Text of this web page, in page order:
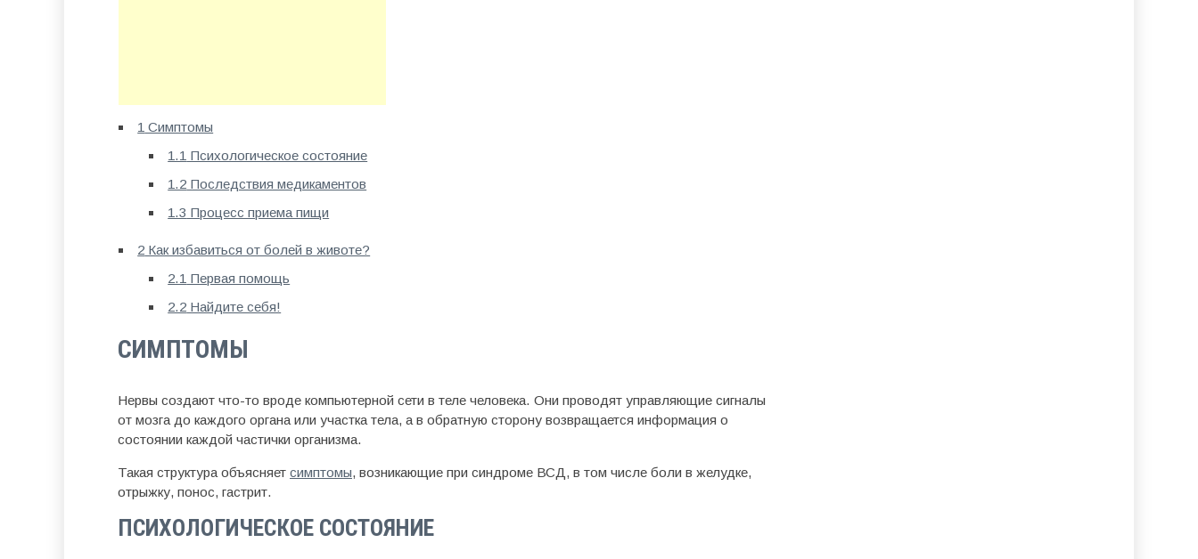
1 Симптомы
1.1 Психологическое состояние
1.2 Последствия медикаментов
1.3 Процесс приема пищи
2 Как избавиться от болей в животе?
2.1 Первая помощь
2.2 Найдите себя!
СИМПТОМЫ
Нервы создают что-то вроде компьютерной сети в теле человека. Они проводят управляющие сигналы
от мозга до каждого органа или участка тела, а в обратную сторону возвращается информация о
состоянии каждой частички организма.
Такая структура объясняет симптомы, возникающие при синдроме ВСД, в том числе боли в желудке,
отрыжку, понос, гастрит.
ПСИХОЛОГИЧЕСКОЕ СОСТОЯНИЕ